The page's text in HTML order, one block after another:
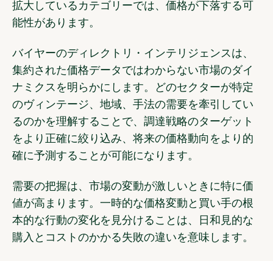
拡大しているカテゴリーでは、価格が下落する可
能性があります。
バイヤーのディレクトリ・インテリジェンスは、
集約された価格データではわからない市場のダイ
ナミクスを明らかにします。どのセクターが特定
のヴィンテージ、地域、手法の需要を牽引してい
るのかを理解することで、調達戦略のターゲット
をより正確に絞り込み、将来の価格動向をより的
確に予測することが可能になります。
需要の把握は、市場の変動が激しいときに特に価
値が高まります。 一時的な価格変動と買い手の根
本的な行動の変化を見分けることは、日和見的な
購入とコストのかかる失敗の違いを意味します。